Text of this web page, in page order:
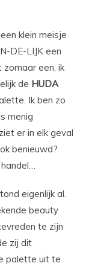
klein meisje
DE-LIJK een
een, ik
de HUDA
Ik ben zo
menig
er in elk geval
benieuwd?
eigenlijk al.
beauty
te zijn
zij dit
palette uit te